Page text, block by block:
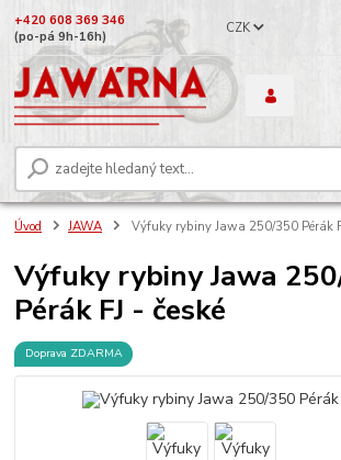
CZK
+420 608 369 346
(po-pá 9h-16h)
Úvod JAWA Výfuky rybiny Jawa 250/350 Pérák
Výfuky rybiny Jawa
Pérák FJ - české
Doprava ZDARMA